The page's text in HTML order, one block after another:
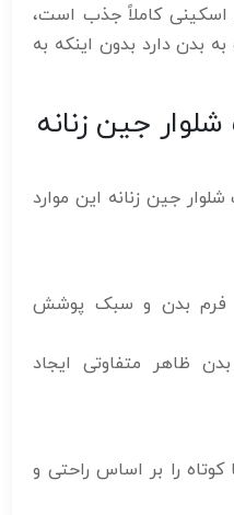
کاملاً جذب است،
بدن دارد بدون اینکه به
جین زنانه
جین زنانه این موارد
فرم بدن و سبک پوشش
ظاهر متفاوتی ایجاد
را بر اساس راحتی و